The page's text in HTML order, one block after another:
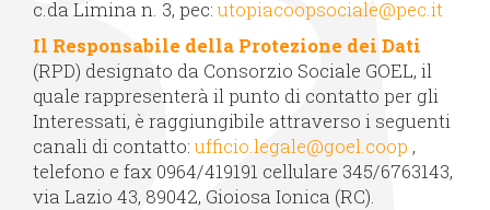
c.da Limina n. 3, pec: utopiacoopsociale@pec.it
Il Responsabile della Protezione dei Dati
(RPD) designato da Consorzio Sociale GOEL, il
quale rappresenterà il punto di contatto per gli
Interessati, è raggiungibile attraverso i seguenti
canali di contatto: ufficio.legale@goel.coop ,
telefono e fax 0964/419191 cellulare 345/6763143,
via Lazio 43, 89042, Gioiosa Ionica (RC).